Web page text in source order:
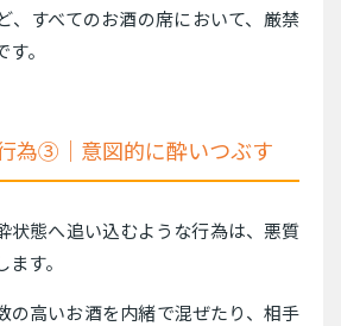
、すべてのお酒の席において、厳禁
。
為③｜意図的に酔いつぶす
状態へ追い込むような行為は、悪質
す。
の高いお酒を内緒で混ぜたり、相手